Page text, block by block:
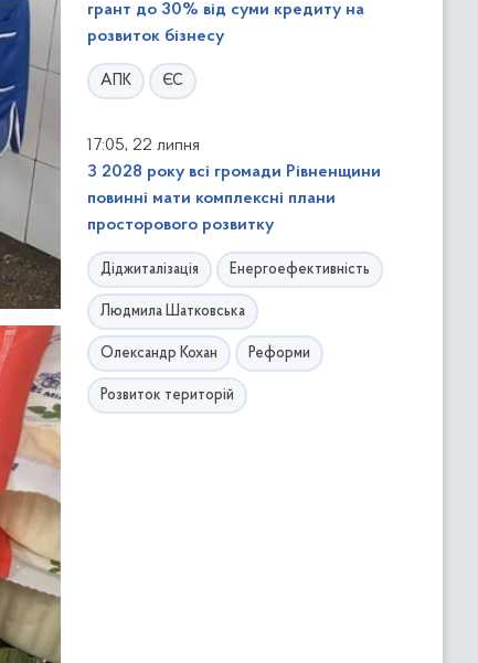
грант до 30% від суми кредиту на
розвиток бізнесу
АПК ЄС
17:05, 22 липня
З 2028 року всі громади Рівненщини
повинні мати комплексні плани
просторового розвитку
Діджиталізація Енергоефективність
Людмила Шатковська
Олександр Кохан Реформи
Розвиток територій